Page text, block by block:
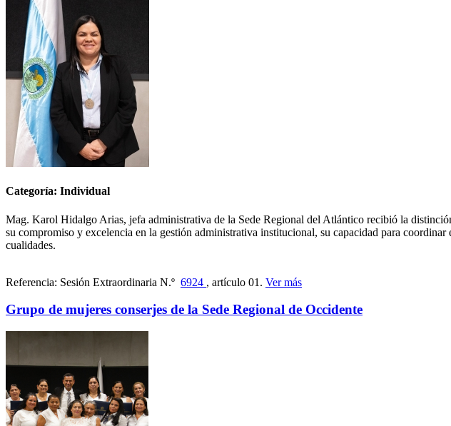
Categoría: Individual
Mag. Karol Hidalgo Arias, jefa administrativa de la Sede Regional del Atlántico recibió la
su compromiso y excelencia en la gestión administrativa institucional, su capacidad para
cualidades.
Referencia: Sesión Extraordinaria N.º 6924 , artículo 01. Ver más
Grupo de mujeres conserjes de la Sede Regional de Occidente